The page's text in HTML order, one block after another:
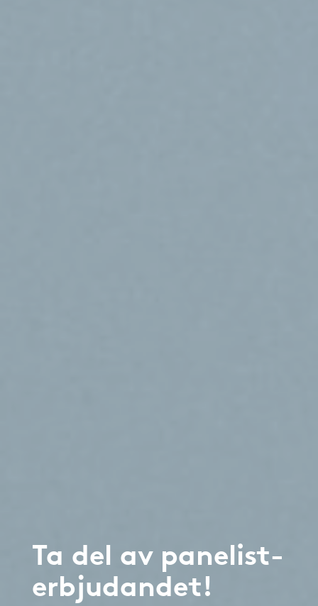
Ta del av panelist-
erbjudandet!